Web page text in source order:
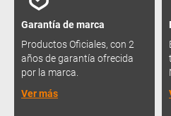
Garantía de marca
Productos Oficiales, con 2
años de garantía ofrecida
por la marca.
Ver más